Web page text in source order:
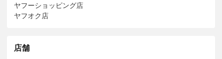
ヤフーショッピング店
ヤフオク店
店舗